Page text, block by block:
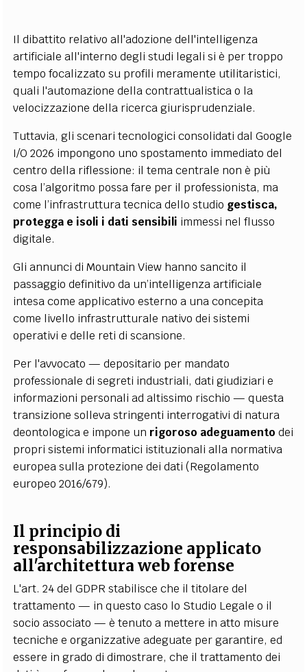
Il dibattito relativo all'adozione dell'intelligenza
artificiale all'interno degli studi legali si è per troppo
tempo focalizzato su profili meramente utilitaristici,
quali l'automazione della contrattualistica o la
velocizzazione della ricerca giurisprudenziale.
Tuttavia, gli scenari tecnologici consolidati dal Google
I/O 2026 impongono uno spostamento immediato del
centro della riflessione: il tema centrale non è più
cosa l’algoritmo possa fare per il professionista, ma
come l’infrastruttura tecnica dello studio gestisca,
protegga e isoli i dati sensibili immessi nel flusso
digitale.
Gli annunci di Mountain View hanno sancito il
passaggio definitivo da un’intelligenza artificiale
intesa come applicativo esterno a una concepita
come livello infrastrutturale nativo dei sistemi
operativi e delle reti di scansione.
Per l'avvocato — depositario per mandato
professionale di segreti industriali, dati giudiziari e
informazioni personali ad altissimo rischio — questa
transizione solleva stringenti interrogativi di natura
deontologica e impone un rigoroso adeguamento dei
propri sistemi informatici istituzionali alla normativa
europea sulla protezione dei dati (Regolamento
europeo 2016/679).
Il principio di
responsabilizzazione applicato
all'architettura web forense
L'art. 24 del GDPR stabilisce che il titolare del
trattamento — in questo caso lo Studio Legale o il
socio associato — è tenuto a mettere in atto misure
tecniche e organizzative adeguate per garantire, ed
essere in grado di dimostrare, che il trattamento dei